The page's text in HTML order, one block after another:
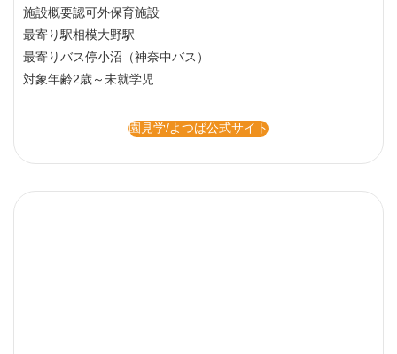
施設概要認可外保育施設
最寄り駅相模大野駅
最寄りバス停小沼（神奈中バス）
対象年齢2歳～未就学児
園見学/よつば公式サイト